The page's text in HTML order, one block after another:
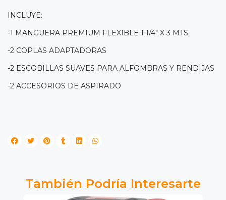
INCLUYE:
-1 MANGUERA PREMIUM FLEXIBLE 1 1/4" X 3 MTS.
-2 COPLAS ADAPTADORAS
-2 ESCOBILLAS SUAVES PARA ALFOMBRAS Y RENDIJAS
-2 ACCESORIOS DE ASPIRADO
También Podría Interesarte